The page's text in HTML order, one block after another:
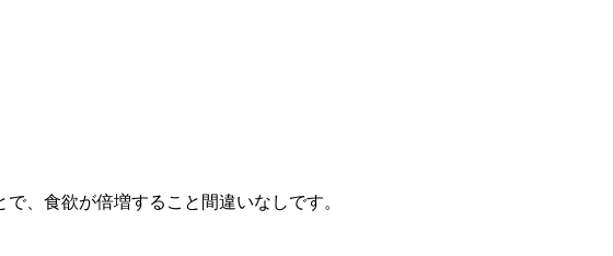
、食欲が倍増すること間違いなしです。